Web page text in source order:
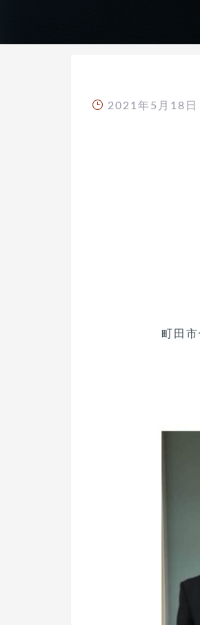
2021年5月18日
町田